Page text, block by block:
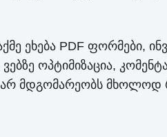
ეხება PDF ფორმები,
ოპტიმიზაცია,
არ მდგომარეობს